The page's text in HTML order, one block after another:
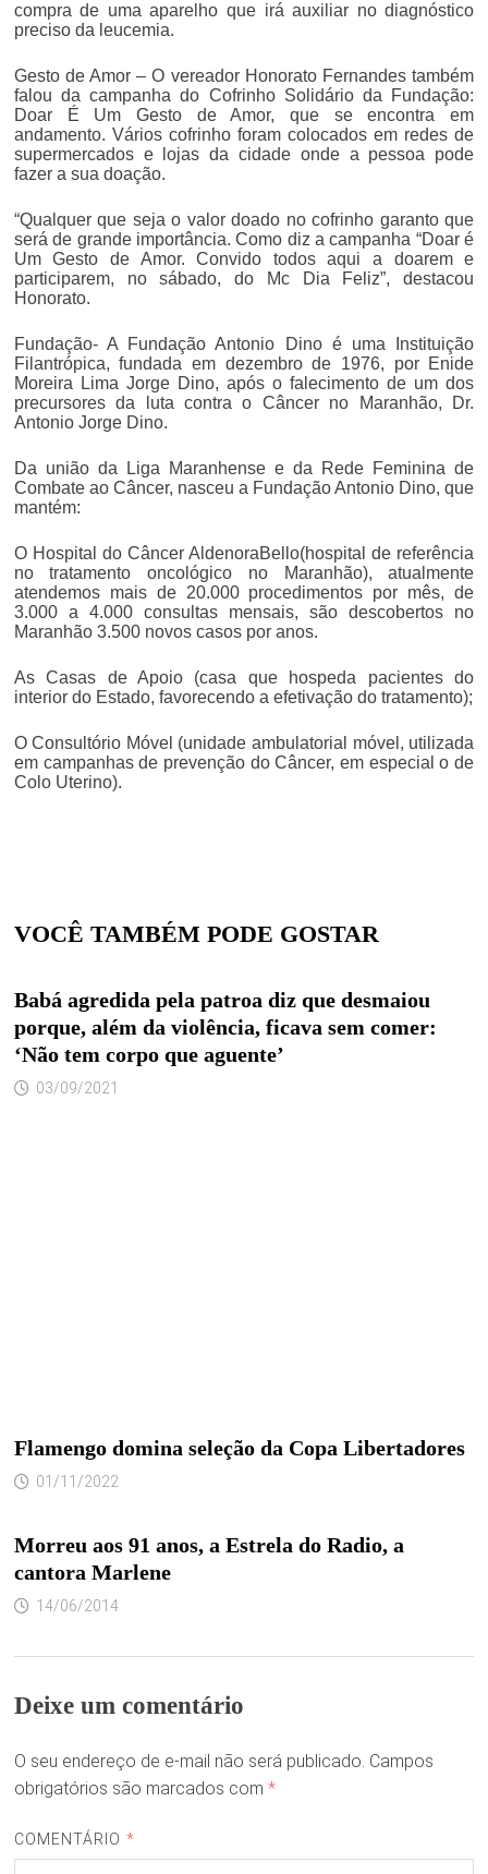
compra de uma aparelho que irá auxiliar no diagnóstico
preciso da leucemia.
Gesto de Amor – O vereador Honorato Fernandes também
falou da campanha do Cofrinho Solidário da Fundação:
Doar É Um Gesto de Amor, que se encontra em
andamento. Vários cofrinho foram colocados em redes de
supermercados e lojas da cidade onde a pessoa pode
fazer a sua doação.
“Qualquer que seja o valor doado no cofrinho garanto que
será de grande importância. Como diz a campanha “Doar é
Um Gesto de Amor. Convido todos aqui a doarem e
participarem, no sábado, do Mc Dia Feliz”, destacou
Honorato.
Fundação- A Fundação Antonio Dino é uma Instituição
Filantrópica, fundada em dezembro de 1976, por Enide
Moreira Lima Jorge Dino, após o falecimento de um dos
precursores da luta contra o Câncer no Maranhão, Dr.
Antonio Jorge Dino.
Da união da Liga Maranhense e da Rede Feminina de
Combate ao Câncer, nasceu a Fundação Antonio Dino, que
mantém:
O Hospital do Câncer AldenoraBello(hospital de referência
no tratamento oncológico no Maranhão), atualmente
atendemos mais de 20.000 procedimentos por mês, de
3.000 a 4.000 consultas mensais, são descobertos no
Maranhão 3.500 novos casos por anos.
As Casas de Apoio (casa que hospeda pacientes do
interior do Estado, favorecendo a efetivação do tratamento);
O Consultório Móvel (unidade ambulatorial móvel, utilizada
em campanhas de prevenção do Câncer, em especial o de
Colo Uterino).
VOCÊ TAMBÉM PODE GOSTAR
Babá agredida pela patroa diz que desmaiou
porque, além da violência, ficava sem comer:
‘Não tem corpo que aguente’
03/09/2021
Flamengo domina seleção da Copa Libertadores
01/11/2022
Morreu aos 91 anos, a Estrela do Radio, a
cantora Marlene
14/06/2014
Deixe um comentário
O seu endereço de e-mail não será publicado. Campos
obrigatórios são marcados com *
COMENTÁRIO *